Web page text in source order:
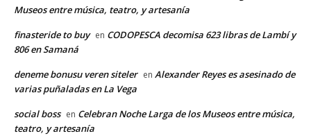
Museos entre música, teatro, y artesanía
finasteride to buy en CODOPESCA decomisa 623 libras de Lambí y
806 en Samaná
deneme bonusu veren siteler en Alexander Reyes es asesinado de
varias puñaladas en La Vega
social boss en Celebran Noche Larga de los Museos entre música,
teatro, y artesanía